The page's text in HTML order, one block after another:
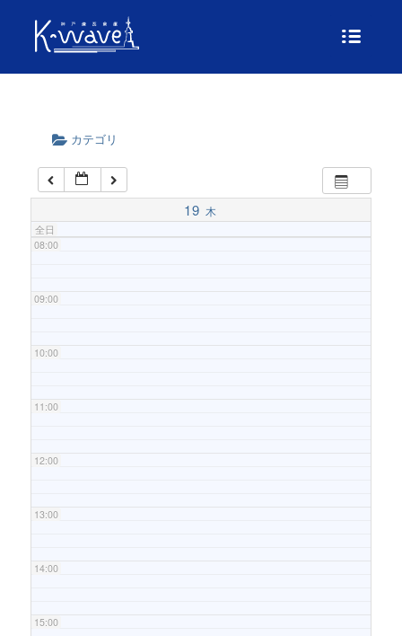
カテゴリ
19 木
全日
04:00
06:00
07:00
08:00
09:00
10:00
11:00
12:00
13:00
14:00
15:00